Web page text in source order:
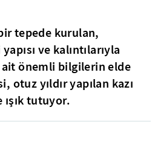
tepede kurulan,
ve kalıntılarıyla
önemli bilgilerin elde
otuz yıldır yapılan kazı
ışık tutuyor.